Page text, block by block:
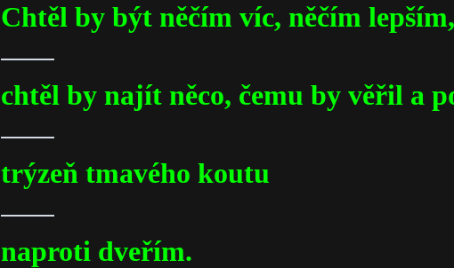
Chtěl by být něčím víc, něčím lepším,
chtěl by najít něco, čemu by věřil a
trýzeň tmavého koutu
naproti dveřím.